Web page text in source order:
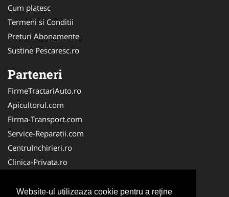
Website-ul utilizeaza cookie pentru a reţine
Cum platesc
Termeni si Conditii
Preturi Abonamente
Sustine Pescaresc.ro
Parteneri
FirmeTractariAuto.ro
Apicultorul.com
Firma-Transport.com
Service-Reparatii.com
CentruInchirieri.ro
Clinica-Privata.ro
Servicii-DDD.com